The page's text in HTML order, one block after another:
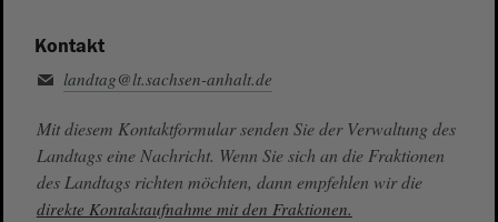
Kontakt
landtag@lt.sachsen-anhalt.de
Mit diesem Kontaktformular senden Sie der Verwaltung des
Landtags eine Nachricht. Wenn Sie sich an die Fraktionen
des Landtags richten möchten, dann empfehlen wir die
direkte Kontaktaufnahme mit den Fraktionen.